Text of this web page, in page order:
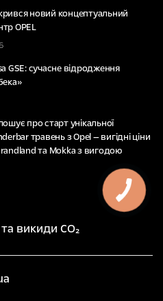
новий концептуальний
OPEL
GSE: сучасне відродження
про старт унікальної
травень з Opel — вигідні ціни
та Mokka з вигодою
викиди CO₂